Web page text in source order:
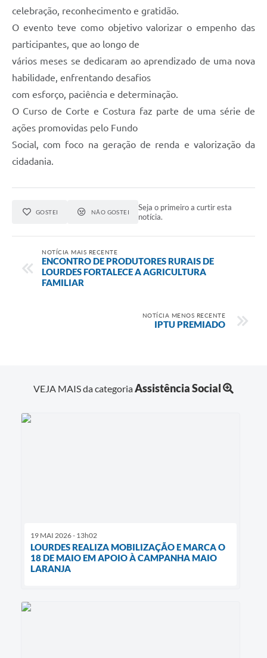
celebração, reconhecimento e gratidão.
O evento teve como objetivo valorizar o empenho das
participantes, que ao longo de
vários meses se dedicaram ao aprendizado de uma nova
habilidade, enfrentando desafios
com esforço, paciência e determinação.
O Curso de Corte e Costura faz parte de uma série de
ações promovidas pelo Fundo
Social, com foco na geração de renda e valorização da
cidadania.
GOSTEI NÃO GOSTEI
Seja o primeiro a curtir esta
notícia.
NOTÍCIA MAIS RECENTE
ENCONTRO DE PRODUTORES RURAIS DE
LOURDES FORTALECE A AGRICULTURA
FAMILIAR
NOTÍCIA MENOS RECENTE
IPTU PREMIADO
VEJA MAIS da categoriaAssistência Social
19 MAI 2026 - 13h02
LOURDES REALIZA MOBILIZAÇÃO E MARCA O
18 DE MAIO EM APOIO À CAMPANHA MAIO
LARANJA